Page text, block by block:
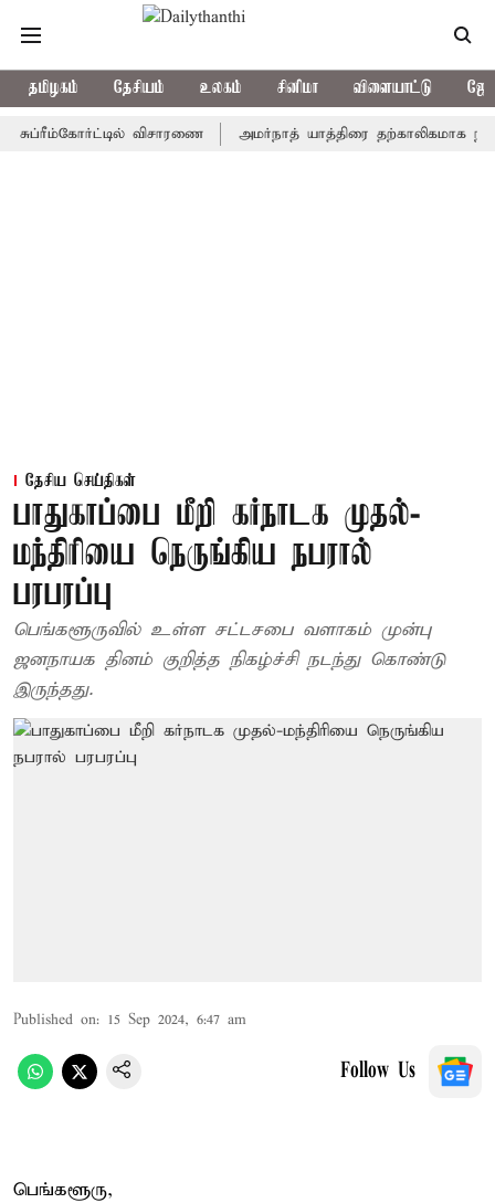
தமிழகம் தேசியம் உலகம் சினிமா விளையாட்டு
விசாரணை அமர்நாத் யாத்திரை தற்காலிகமாக நிறுத்தம்
தேசிய செய்திகள்
பாதுகாப்பை மீறி கர்நாடக முதல்-
மந்திரியை நெருங்கிய நபரால்
பரபரப்பு
பெங்களூருவில் உள்ள சட்டசபை வளாகம் முன்பு
ஜனநாயக தினம் குறித்த நிகழ்ச்சி நடந்து கொண்டு
இருந்தது.
Published on: 15 Sep 2024, 6:47 am
Follow Us
பெங்களூரு,